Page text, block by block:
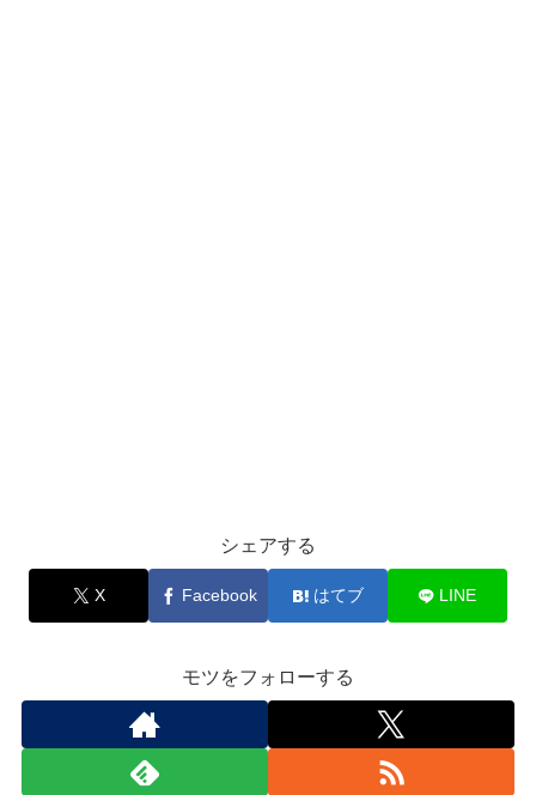
シェアする
X Facebook はてブ LINE
モツをフォローする